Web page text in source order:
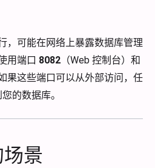
，可能在网络上暴露数据库管理
用端口 8082 （Web 控制台）和
果这些端口可以从外部访问，任
的数据库。
场景